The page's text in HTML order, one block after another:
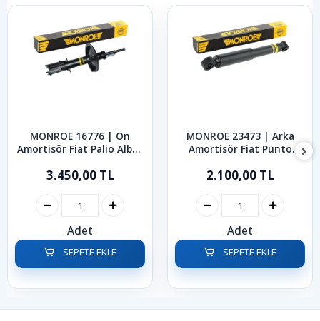
MONROE 16776 | Ön
Amortisör Fiat Palio Albea
3.450,00 TL
Adet
SEPETE EKLE
MONROE 23473 | Arka
Amortisör Fiat Punto
2.100,00 TL
Adet
SEPETE EKLE